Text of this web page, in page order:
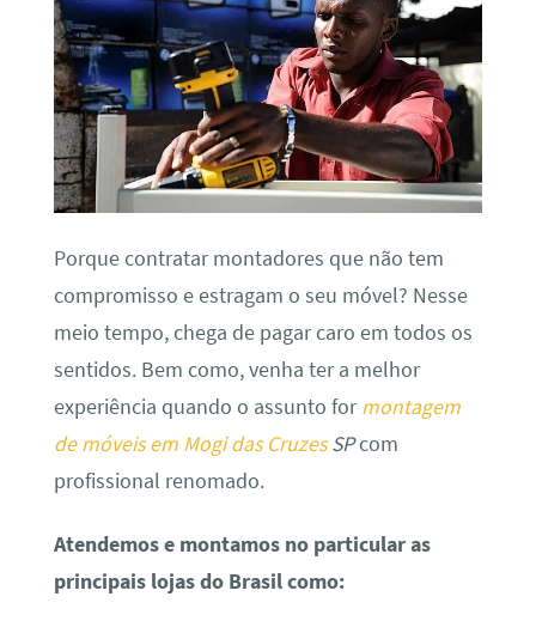
Porque contratar montadores que não tem
compromisso e estragam o seu móvel? Nesse
meio tempo, chega de pagar caro em todos os
sentidos. Bem como, venha ter a melhor
experiência quando o assunto formontagem
de móveis em Mogi das CruzesSPcom
profissional renomado.
Atendemos e montamos no particular as
principais lojas do Brasil como: